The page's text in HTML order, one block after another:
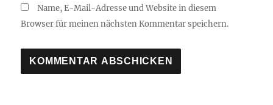
Name, E-Mail-Adresse und Website in diesem
Browser für meinen nächsten Kommentar speichern.